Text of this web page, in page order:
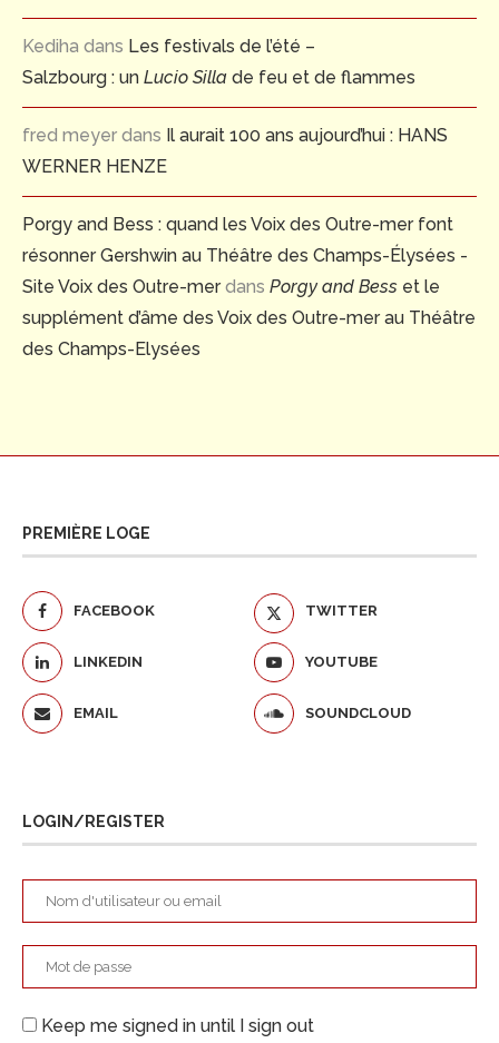
Kediha dans Les festivals de l’été –
Salzbourg : un Lucio Silla de feu et de flammes
fred meyer dans Il aurait 100 ans aujourd’hui : HANS
WERNER HENZE
Porgy and Bess : quand les Voix des Outre-mer font
résonner Gershwin au Théâtre des Champs-Élysées -
Site Voix des Outre-merdans Porgy and Bess et le
supplément d’âme des Voix des Outre-mer au Théâtre
des Champs-Elysées
PREMIÈRE LOGE
FACEBOOK TWITTER
LINKEDIN YOUTUBE
EMAIL SOUNDCLOUD
LOGIN/REGISTER
Keep me signed in until I sign out